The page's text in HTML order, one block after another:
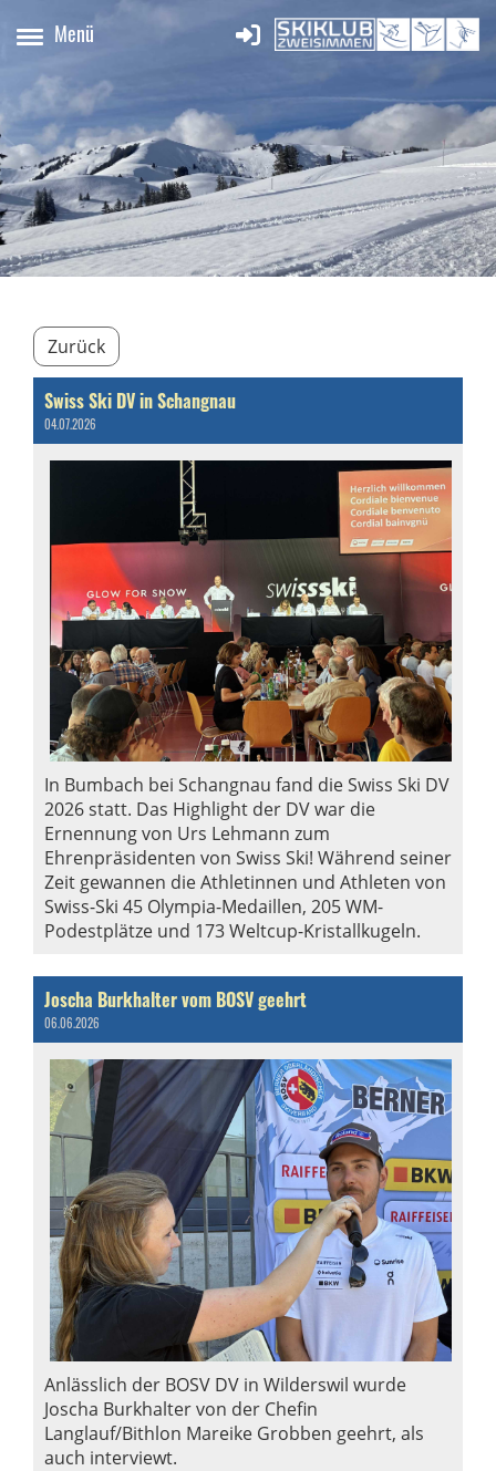
Menü
Zurück
Swiss Ski DV in Schangnau
04.07.2026
In Bumbach bei Schangnau fand die Swiss Ski DV
2026 statt. Das Highlight der DV war die
Ernennung von Urs Lehmann zum
Ehrenpräsidenten von Swiss Ski! Während seiner
Zeit gewannen die Athletinnen und Athleten von
Swiss-Ski 45 Olympia-Medaillen, 205 WM-
Podestplätze und 173 Weltcup-Kristallkugeln.
Joscha Burkhalter vom BOSV geehrt
06.06.2026
Anlässlich der BOSV DV in Wilderswil wurde
Joscha Burkhalter von der Chefin
Langlauf/Bithlon Mareike Grobben geehrt, als
auch interviewt.